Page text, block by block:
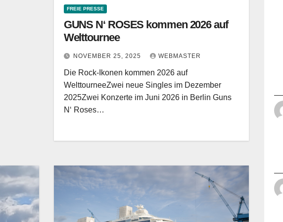
FREIE PRESSE
GUNS N‘ ROSES kommen 2026 auf
Welttournee
NOVEMBER 25, 2025 WEBMASTER
Die Rock-Ikonen kommen 2026 auf
WelttourneeZwei neue Singles im Dezember
2025Zwei Konzerte im Juni 2026 in Berlin Guns
N‘ Roses…